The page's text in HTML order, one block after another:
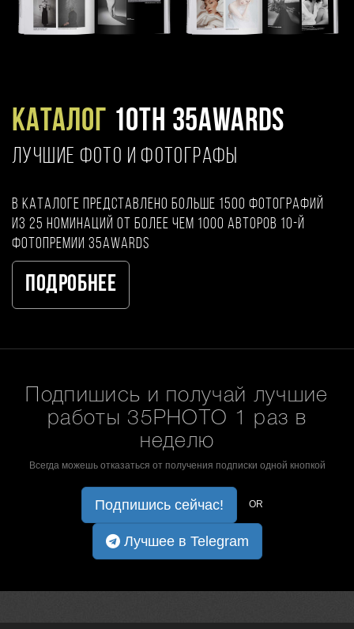
Каталог 10TH 35AWARDS
ЛУЧШИЕ ФОТО И ФОТОГРАФЫ
В каталоге представлено больше 1500 фотографий
из 25 номинаций от более чем 1000 авторов 10-й
фотопремии 35AWARDS
Подробнее
Подпишись и получай лучшие
работы 35PHOTO 1 раз в
неделю
Всегда можешь отказаться от получения подписки одной кнопкой
Подпишись сейчас! OR
Лучшее в Telegram